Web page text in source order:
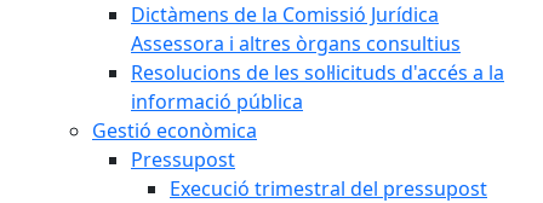
Dictàmens de la Comissió Jurídica
Assessora i altres òrgans consultius
Resolucions de les sol·licituds d'accés a la
informació pública
Gestió econòmica
Pressupost
Execució trimestral del pressupost